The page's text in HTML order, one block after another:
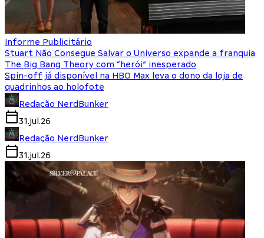
Informe Publicitário
Stuart Não Consegue Salvar o Universo expande a franquia
The Big Bang Theory com “herói” inesperado
Spin-off já disponível na HBO Max leva o dono da loja de
quadrinhos ao holofote
Redação NerdBunker
31.jul.26
Redação NerdBunker
31.jul.26